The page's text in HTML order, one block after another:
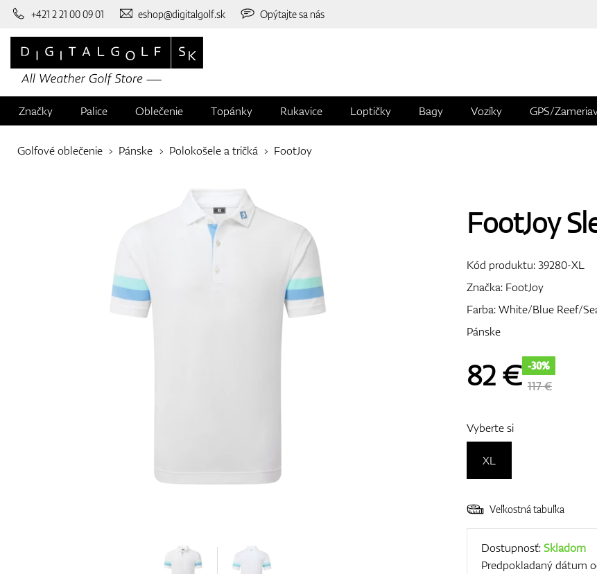
+421 2 21 00 09 01 eshop@digitalgolf.sk Opýtajte sa nás
Značky Palice Oblečenie Topánky Rukavice Loptičky Bagy Vozíky GPS/
Golfové oblečenie Pánske Polokošele a tričká FootJoy
FootJoy
Kód produktu:39280-XL
Značka: FootJoy
Farba: White/Blue Reef/
Pánske
82€ -30%
117 €
Vyberte si
XL
Veľkostná tabuľka
Dostupnosť:Skladom
Predpokladaný dátum